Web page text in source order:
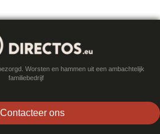
Worsten en hammen uit een ambachtelijk
familiebedrijf
Contacteer ons